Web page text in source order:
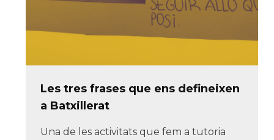
Les tres frases que ens defineixen
a Batxillerat
Una de les activitats que fem a tutoria